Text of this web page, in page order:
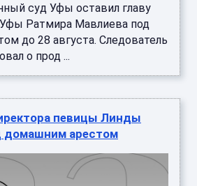
суд Уфы оставил главу
Ратмира Мавлиева под
до 28 августа. Следователь
о прод ...
певицы Линды
домашним арестом